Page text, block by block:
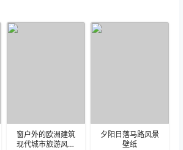
窗户外的欧洲建筑
现代城市旅游风景
夕阳日落马路风景
壁纸